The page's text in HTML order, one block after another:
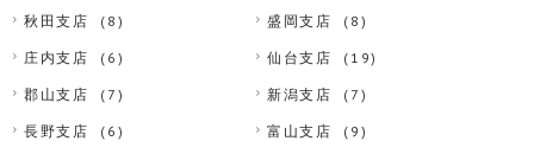
秋田支店 (8) 盛岡支店 (8)
庄内支店 (6) 仙台支店 (19)
郡山支店 (7) 新潟支店 (7)
長野支店 (6) 富山支店 (9)